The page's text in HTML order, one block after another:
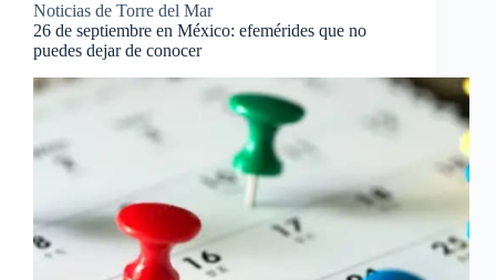
Noticias de Torre del Mar
26 de septiembre en México: efemérides que no
puedes dejar de conocer